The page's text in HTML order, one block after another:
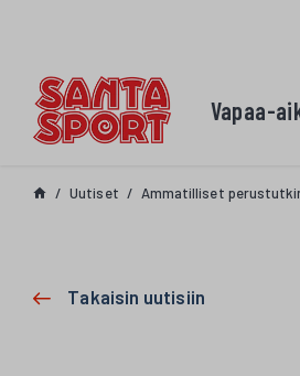
Vapaa-
Uutiset Ammatilliset
Takaisin uutisiin